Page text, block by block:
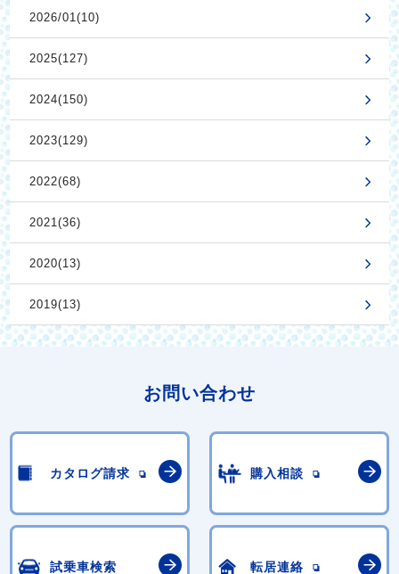
2026/01(10)
2025(127)
2024(150)
2023(129)
2022(68)
2021(36)
2020(13)
2019(13)
お問い合わせ
カタログ請求 購入相談
試乗車検索 転居連絡